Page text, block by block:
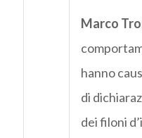
Marco
hanno
di
dei filoni